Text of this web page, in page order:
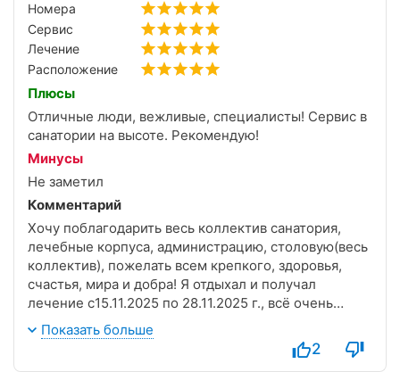
Что касается проживания, есть момент, что разные
корпуса принадлежат разным владельцам. Мы
останавливались в Восточном, старенький корпус,
но нам там удобнее. Заходили посмотреть новый,
точнее отреставрированный Парковый. На наш
взгляд красивый исторический корпус
отремонтирован недорогими современными
материалами.
Питание нам нравится, много овощей, есть мясо,
рыба. Территория, точнее сказать парк прекрасный,
набережная прекрасная.
Номера
Сервис
Лечение
Расположение
Плюсы
Отличные люди, вежливые, специалисты! Сервис в
санатории на высоте. Рекомендую!
Минусы
Не заметил
Комментарий
Хочу поблагодарить весь коллектив санатория,
лечебные корпуса, администрацию, столовую(весь
коллектив), пожелать всем крепкого, здоровья,
счастья, мира и добра! Я отдыхал и получал
лечение с15.11.2025 по 28.11.2025 г., всё очень
понравилось, жил в корпусе "Восточный",
вежливый персонал медсестёр, уборщицы
молодцы, прекрасная, работа, ????, рецепшн
Показать больше
2